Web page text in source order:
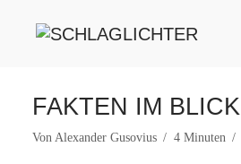
FAKTEN IM BLICK
Von Alexander Gusovius 4 Minuten